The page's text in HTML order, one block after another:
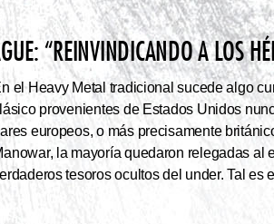
“REINVINDICANDO A LOS
el Heavy Metal tradicional sucede algo
provenientes de Estados Unidos
europeos, o más precisamente
la mayoría quedaron relegadas al
tesoros ocultos del under. Tal es